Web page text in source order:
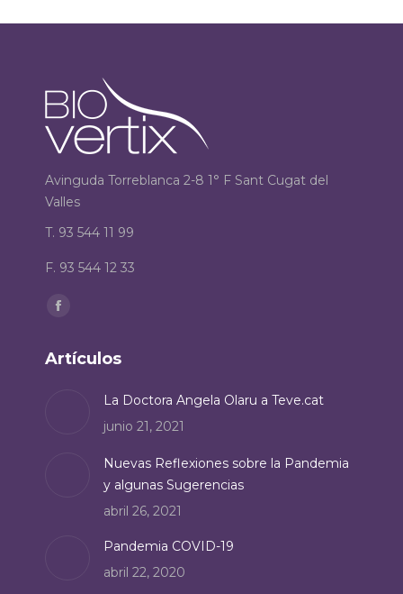
Avinguda Torreblanca 2-8 1° F Sant Cugat del
Valles
T. 93 544 11 99
F. 93 544 12 33
Encuéntranos en:
opens
window
Artículos
La Doctora Angela Olaru a Teve.cat
junio 21, 2021
Nuevas Reflexiones sobre la Pandemia
y algunas Sugerencias
abril 26, 2021
Pandemia COVID-19
abril 22, 2020